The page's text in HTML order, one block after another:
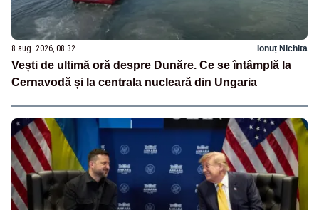
8 aug. 2026, 08:32 Ionuț Nichita
Vești de ultimă oră despre Dunăre. Ce se întâmplă la
Cernavodă și la centrala nucleară din Ungaria